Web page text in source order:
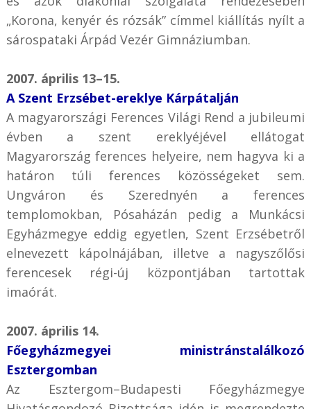
„Korona, kenyér és rózsák” címmel kiállítás nyílt a
sárospataki Árpád Vezér Gimnáziumban.
2007. április 13–15.
A Szent Erzsébet-ereklye Kárpátalján
A magyarországi Ferences Világi Rend a jubileumi
évben a szent ereklyéjével ellátogat
Magyarország ferences helyeire, nem hagyva ki a
határon túli ferences közösségeket sem.
Ungváron és Szerednyén a ferences
templomokban, Pósaházán pedig a Munkácsi
Egyházmegye eddig egyetlen, Szent Erzsébetről
elnevezett kápolnájában, illetve a nagyszőlősi
ferencesek régi-új központjában tartottak
imaórát.
2007. április 14.
Főegyházmegyei ministránstalálkozó
Esztergomban
Az Esztergom–Budapesti Főegyházmegye